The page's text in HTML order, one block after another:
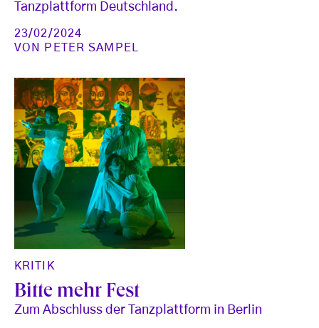
Tanzplattform Deutschland.
23/02/2024
VON
PETER SAMPEL
KRITIK
Bitte mehr Fest
Zum Abschluss der Tanzplattform in Berlin